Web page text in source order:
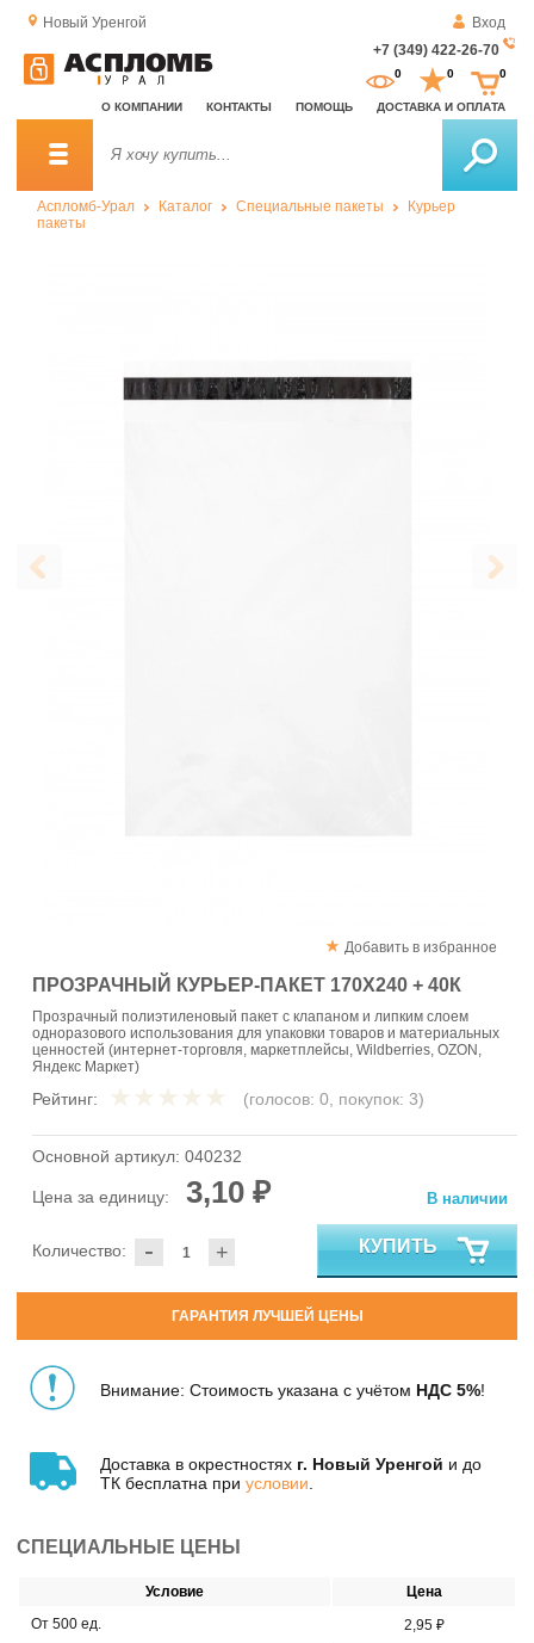
Новый Уренгой
Вход
+7 (349) 422-26-70
О КОМПАНИИ КОНТАКТЫ ПОМОЩЬ ДОСТАВКА И ОПЛАТА
0 0 0
Аспломб-Урал Каталог Специальные пакеты
Курьер
пакеты
Добавить в избранное
ПРОЗРАЧНЫЙ КУРЬЕР-ПАКЕТ 170Х240 + 40К
Прозрачный полиэтиленовый пакет с клапаном и липким слоем
одноразового использования для упаковки товаров и материальных
ценностей (интернет-торговля, маркетплейсы, Wildberries, OZON,
Яндекс Маркет)
Рейтинг: (голосов: 0, покупок: 3)
Основной артикул: 040232
Цена за единицу: 3,10 ₽
- +
Количество:
В наличии
КУПИТЬ
ГАРАНТИЯ ЛУЧШЕЙ ЦЕНЫ
Внимание: Стоимость указана с учётом НДС 5%!
Доставка в окрестностях г. Новый Уренгой и до
ТК бесплатна при условии
СПЕЦИАЛЬНЫЕ ЦЕНЫ
Условие
Цена
От 500 ед.
2,95 ₽